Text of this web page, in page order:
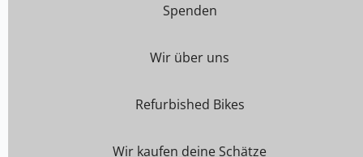
Spenden
Wir über uns
Refurbished Bikes
Wir kaufen deine Schätze